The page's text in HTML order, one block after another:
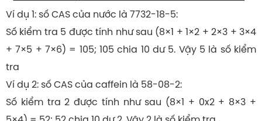
Ví dụ 1: số CAS của nước là 7732-18-5:
Số kiểm tra 5 được tính như sau (8×1 + 1×2 + 2×3 + 3×4
+ 7×5 + 7×6) = 105; 105 chia 10 dư 5. Vậy 5 là số kiểm
tra
Ví dụ 2: số CAS của caffein là 58-08-2:
Số kiểm tra 2 được tính như sau (8×1 + 0x2 + 8×3 +